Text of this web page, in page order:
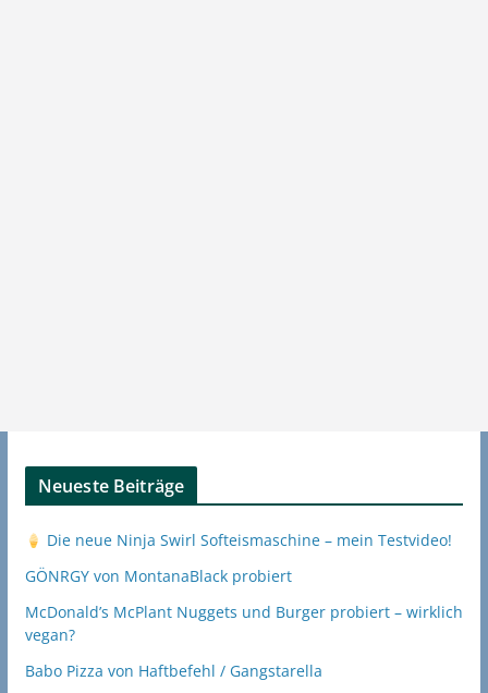
Neueste Beiträge
Die neue Ninja Swirl Softeismaschine – mein Testvideo!
GÖNRGY von MontanaBlack probiert
McDonald’s McPlant Nuggets und Burger probiert – wirklich
vegan?
Babo Pizza von Haftbefehl / Gangstarella